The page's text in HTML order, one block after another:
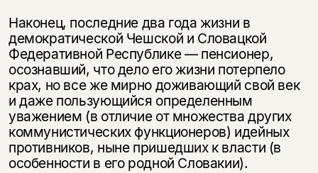
Наконец, последние два года жизни в
демократической Чешской и Словацкой
Федеративной Республике — пенсионер,
осознавший, что дело его жизни потерпело
крах, но все же мирно доживающий свой век
и даже пользующийся определенным
уважением (в отличие от множества других
коммунистических функционеров) идейных
противников, ныне пришедших к власти (в
особенности в его родной Словакии).